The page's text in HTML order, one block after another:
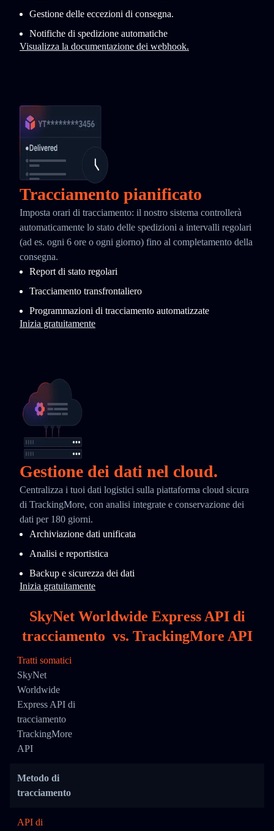
Gestione delle eccezioni di consegna.
Notifiche di spedizione automatiche
Visualizza la documentazione dei webhook.
Tracciamento pianificato
Imposta orari di tracciamento: il nostro sistema controllerà
automaticamente lo stato delle spedizioni a intervalli regolari
(ad es. ogni 6 ore o ogni giorno) fino al completamento della
consegna.
Report di stato regolari
Tracciamento transfrontaliero
Programmazioni di tracciamento automatizzate
Inizia gratuitamente
Gestione dei dati nel cloud.
Centralizza i tuoi dati logistici sulla piattaforma cloud sicura
di TrackingMore, con analisi integrate e conservazione dei
dati per 180 giorni.
Archiviazione dati unificata
Analisi e reportistica
Backup e sicurezza dei dati
Inizia gratuitamente
SkyNet Worldwide Express API di
tracciamento vs. TrackingMore API
Tratti somatici
SkyNet
Worldwide
Express API di
tracciamento
TrackingMore
API
Metodo di
tracciamento
API di